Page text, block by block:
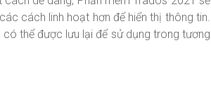
cách linh hoạt hơn để hiển thị thông tin.
thể được lưu lại để sử dụng trong tương